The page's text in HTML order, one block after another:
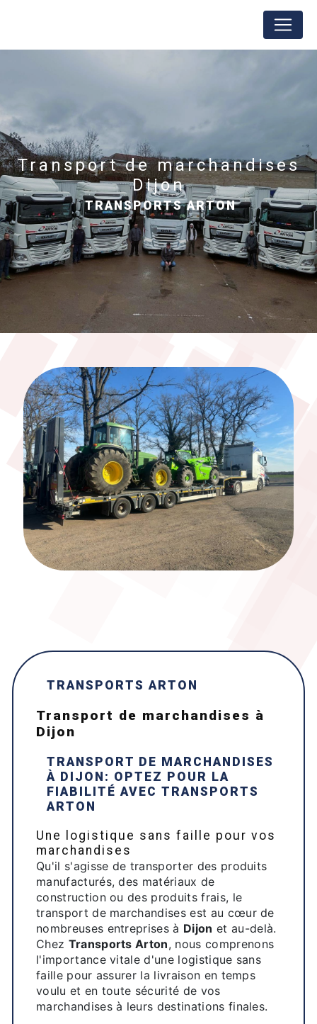
transport de marchandises
Dijon
TRANSPORTS ARTON
TRANSPORTS ARTON
transport de marchandises à
Dijon
TRANSPORT DE MARCHANDISES
À DIJON : OPTEZ POUR LA
FIABILITÉ AVEC TRANSPORTS
ARTON
Une logistique sans faille pour vos
marchandises
Qu'il s'agisse de transporter des produits
manufacturés, des matériaux de
construction ou des produits frais, le
transport de marchandises est au cœur de
nombreuses entreprises à Dijon et au-delà.
Chez Transports Arton, nous comprenons
l'importance vitale d'une logistique sans
faille pour assurer la livraison en temps
voulu et en toute sécurité de vos
marchandises à leurs destinations finales.